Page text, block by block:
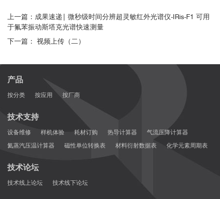
上一篇：成果速递| 微秒级时间分辨超灵敏红外光谱仪-IRis-F1 可用
于氟苯振动斯塔克光谱快速测量
下一篇： 视频上传（二）
产品
按分类 按应用 按厂商
技术支持
设备维修 样机体验 耗材订购 热导计算器
气流压降计算器
氦蒸汽压温计算器
磁性单位转换表 材料衍射数据表 化学元素周期表
技术论坛
技术线上论坛 技术线下论坛